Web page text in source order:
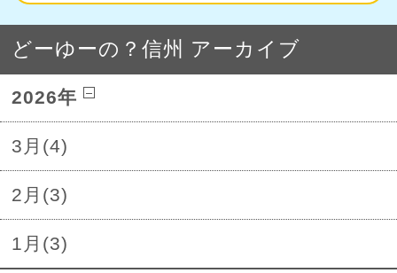
どーゆーの？信州 アーカイブ
2026年
3月(4)
2月(3)
1月(3)